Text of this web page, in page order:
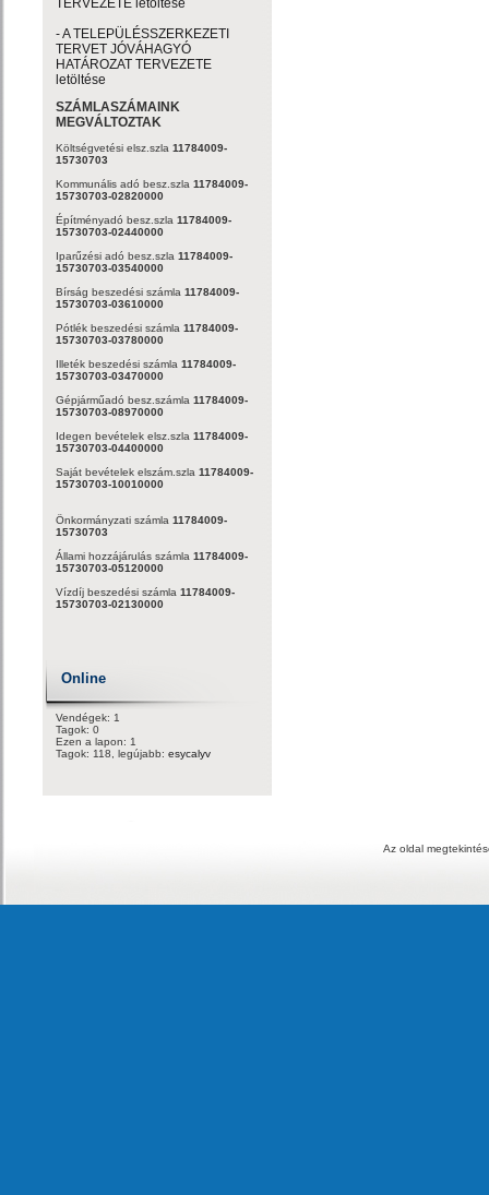
TERVEZETE letöltése
- A TELEPÜLÉSSZERKEZETI
TERVET JÓVÁHAGYÓ
HATÁROZAT TERVEZETE
letöltése
SZÁMLASZÁMAINK
MEGVÁLTOZTAK
Költségvetési elsz.szla 11784009-
15730703
Kommunális adó besz.szla 11784009-
15730703-02820000
Építményadó besz.szla 11784009-
15730703-02440000
Iparűzési adó besz.szla 11784009-
15730703-03540000
Bírság beszedési számla 11784009-
15730703-03610000
Pótlék beszedési számla 11784009-
15730703-03780000
Illeték beszedési számla 11784009-
15730703-03470000
Gépjárműadó besz.számla 11784009-
15730703-08970000
Idegen bevételek elsz.szla 11784009-
15730703-04400000
Saját bevételek elszám.szla 11784009-
15730703-10010000
Önkormányzati számla 11784009-
15730703
Állami hozzájárulás számla 11784009-
15730703-05120000
Vízdíj beszedési számla 11784009-
15730703-02130000
Online
Vendégek: 1
Tagok: 0
Ezen a lapon: 1
Tagok: 118, legújabb: esycalyv
Az oldal